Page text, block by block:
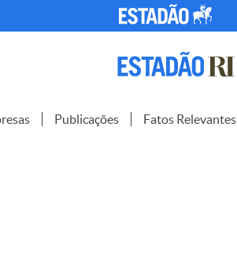
Publicações Fatos Relevantes